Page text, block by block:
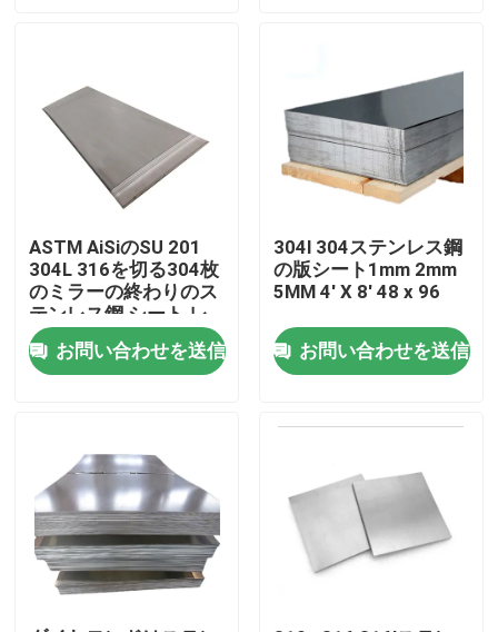
私達について
工場旅行
品質管理
接触米国
引用を要求しなさい
ステンレス鋼の円形の管
ASTM AiSiのSU 201
304L 316を切る304枚
のミラーの終わりのス
テンレス鋼 シート レ
ーザー410 430
お問い合わせを送信
304l 304ステンレス鋼
の版シート1mm 2mm
5MM 4' X 8' 48 x 96
お問い合わせを送信